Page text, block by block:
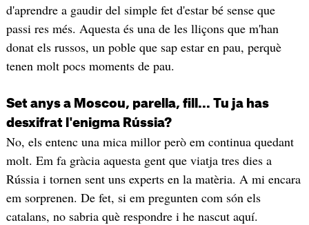
d'aprendre a gaudir del simple fet d'estar bé sense que
passi res més. Aquesta és una de les lliçons que m'han
donat els russos, un poble que sap estar en pau, perquè
tenen molt pocs moments de pau.
Set anys a Moscou, parella, fill... Tu ja has
desxifrat l'enigma Rússia?
No, els entenc una mica millor però em continua quedant
molt. Em fa gràcia aquesta gent que viatja tres dies a
Rússia i tornen sent uns experts en la matèria. A mi encara
em sorprenen. De fet, si em pregunten com són els
catalans, no sabria què respondre i he nascut aquí.